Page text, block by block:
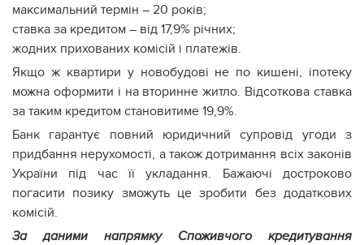
максимальний термін – 20 років;
ставка за кредитом – від 17,9% річних;
жодних прихованих комісій і платежів.
Якщо ж квартири у новобудові не по кишені, іпотеку
можна оформити і на вторинне житло. Відсоткова ставка
за таким кредитом становитиме 19,9%.
Банк гарантує повний юридичний супровід угоди з
придбання нерухомості, а також дотримання всіх законів
України під час її укладання. Бажаючі достроково
погасити позику зможуть це зробити без додаткових
комісій.
За даними напрямку Споживчого кредитування